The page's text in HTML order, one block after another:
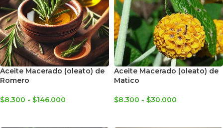
Aceite Macerado (oleato) de
Romero
$8.300 - $146.000
Aceite Macerado (oleato) de
Matico
$8.300 - $30.000